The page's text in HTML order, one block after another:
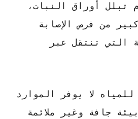
تبلل أوراق النبات،
من فرص الإصابة
التي تنتقل عبر
للمياه لا يوفر الموارد
جافة وغير ملائمة